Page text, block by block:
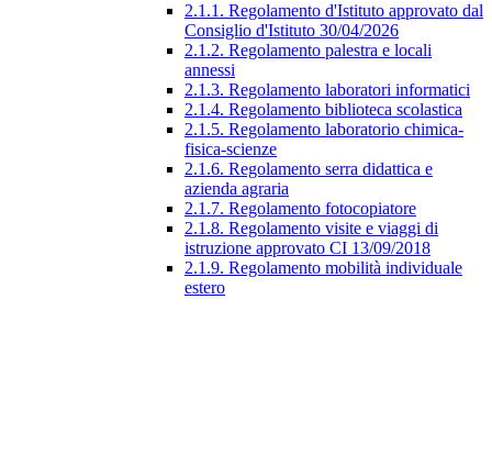
2.1.1. Regolamento d'Istituto approvato dal
Consiglio d'Istituto 30/04/2026
2.1.2. Regolamento palestra e locali
annessi
2.1.3. Regolamento laboratori informatici
2.1.4. Regolamento biblioteca scolastica
2.1.5. Regolamento laboratorio chimica-
fisica-scienze
2.1.6. Regolamento serra didattica e
azienda agraria
2.1.7. Regolamento fotocopiatore
2.1.8. Regolamento visite e viaggi di
istruzione approvato CI 13/09/2018
2.1.9. Regolamento mobilità individuale
estero